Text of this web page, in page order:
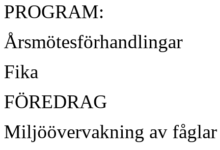
PROGRAM:
Årsmötesförhandlingar
Fika
FÖREDRAG
Miljöövervakning av fåglar